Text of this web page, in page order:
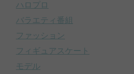
ハロプロ
バラエティ番組
ファッション
フィギュアスケート
モデル